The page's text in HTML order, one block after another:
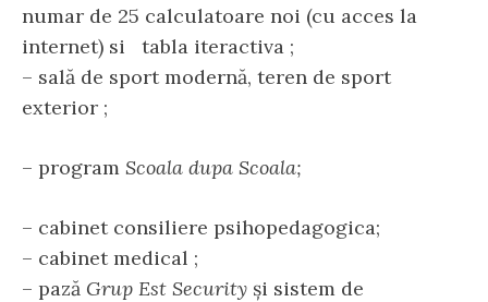
numar de 25 calculatoare noi (cu acces la
internet) si tabla iteractiva ;
– sală de sport modernă, teren de sport
exterior ;
– program Scoala dupa Scoala;
– cabinet consiliere psihopedagogica;
– cabinet medical ;
– pază Grup Est Security şi sistem de